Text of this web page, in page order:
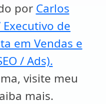
por Carlos
de
em Vendas e
/ Ads).
visite meu
mais.